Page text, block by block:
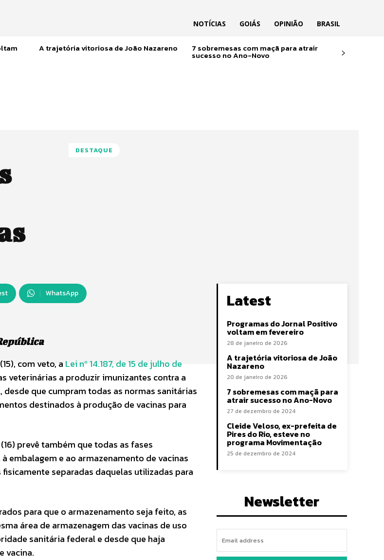
NOTÍCIAS GOIÁS OPINIÃO BRASIL
A trajetória vitoriosa de João Nazareno 7 sobremesas com maçã para atrair
sucesso no Ano-Novo
DESTAQUE
WhatsApp
com veto, a Lei nº 14.187, de 15 de julho de
veterinárias a produzir imunizantes contra a
que cumpram todas as normas sanitárias
destinados à produção de vacinas para
prevê também que todas as fases
embalagem e ao armazenamento de vacinas
separadas daquelas utilizadas para
para que o armazenamento seja feito, as
área de armazenagem das vacinas de uso
sanitária federal e desde que haja
vacina.
Latest
Programas do Jornal Positivo
voltam em fevereiro
28 de janeiro de 2026
A trajetória vitoriosa de João
Nazareno
20 de janeiro de 2026
7 sobremesas com maçã para
atrair sucesso no Ano-Novo
27 de dezembro de 2024
Cleide Veloso, ex-prefeita de
Pires do Rio, esteve no
programa Movimentação
25 de dezembro de 2024
Newsletter